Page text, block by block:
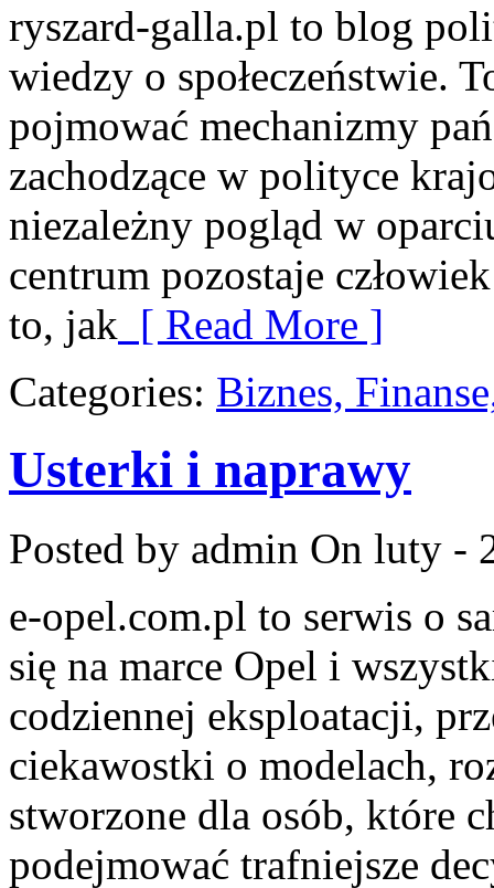
ryszard-galla.pl to blog
wiedzy o społeczeństwie.
pojmować mechanizmy
zachodzące w polityce
niezależny pogląd w
centrum pozostaje
to, jak [ Read More ]
Categories: Biznes,
Usterki i naprawy
Posted by admin On luty -
e-opel.com.pl to serwis o
się na marce Opel i
codziennej eksploatacji,
ciekawostki o modelach,
stworzone dla osób, które
podejmować trafniejsze